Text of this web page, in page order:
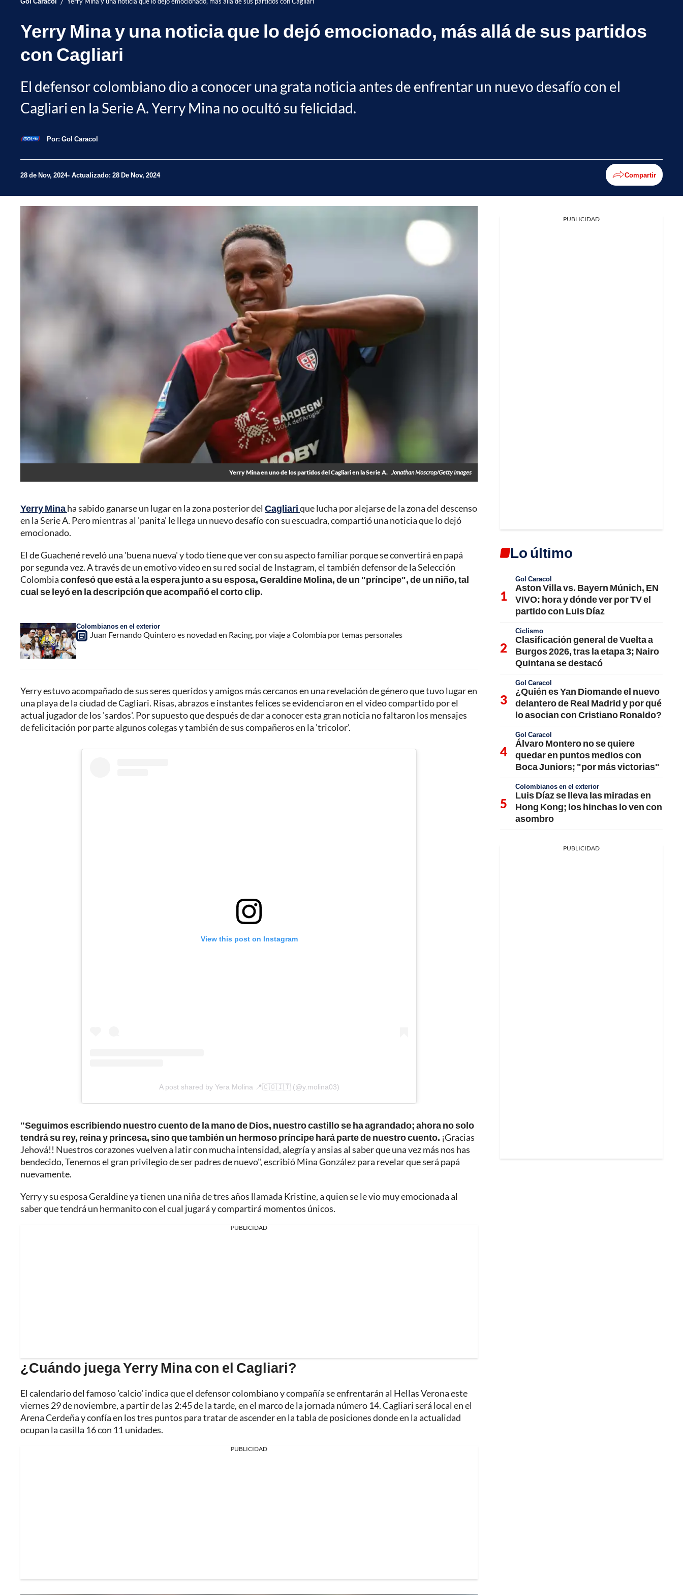
Yerry Mina y una noticia que lo dejó emocionado, más allá de sus partidos
con Cagliari
El defensor colombiano dio a conocer una grata noticia antes de enfrentar un nuevo desafío con el
Cagliari en la Serie A. Yerry Mina no ocultó su felicidad.
Por: Gol Caracol
28 de Nov, 2024 Actualizado: 28 De Nov, 2024 Compartir
Yerry Mina en uno de los partidos del Cagliari en la Serie A. Jonathan Moscrop/Getty Images
Yerry Minaha sabido ganarse un lugar en la zona posterior del Cagliarique lucha por alejarse de la zona del descenso
en la Serie A. Pero mientras al 'panita' le llega un nuevo desafío con su escuadra, compartió una noticia que lo dejó
emocionado.
El de Guachené reveló una 'buena nueva' y todo tiene que ver con su aspecto familiar porque se convertirá en papá
por segunda vez. A través de un emotivo video en su red social de Instagram, el también defensor de la Selección
Colombiaconfesó que está a la espera junto a su esposa, Geraldine Molina, de un "príncipe", de un niño, tal
cual se leyó en la descripción que acompañó el corto clip.
Colombianos en el exterior
Juan Fernando Quintero es novedad en Racing, por viaje a Colombia por temas personales
Yerry estuvo acompañado de sus seres queridos y amigos más cercanos en una revelación de género que tuvo lugar en
una playa de la ciudad de Cagliari. Risas, abrazos e instantes felices se evidenciaron en el video compartido por el
actual jugador de los 'sardos'. Por supuesto que después de dar a conocer esta gran noticia no faltaron los mensajes
de felicitación por parte algunos colegas y también de sus compañeros en la 'tricolor'.
View this post on Instagram
A post shared by Yera Molina 📍🇨🇴🇮🇹 (@y.molina03)
"Seguimos escribiendo nuestro cuento de la mano de Dios, nuestro castillo se ha agrandado; ahora no solo
tendrá su rey, reina y princesa, sino que también un hermoso príncipe hará parte de nuestro cuento. ¡Gracias
Jehová!! Nuestros corazones vuelven a latir con mucha intensidad, alegría y ansias al saber que una vez más nos has
bendecido, Tenemos el gran privilegio de ser padres de nuevo", escribió Mina González para revelar que será papá
nuevamente.
Yerry y su esposa Geraldine ya tienen una niña de tres años llamada Kristine, a quien se le vio muy emocionada al
saber que tendrá un hermanito con el cual jugará y compartirá momentos únicos.
PUBLICIDAD
¿Cuándo juega Yerry Mina con el Cagliari?
El calendario del famoso 'calcio' indica que el defensor colombiano y compañía se enfrentarán al Hellas Verona este
viernes 29 de noviembre, a partir de las 2:45 de la tarde, en el marco de la jornada número 14. Cagliari será local en el
Arena Cerdeña y confía en los tres puntos para tratar de ascender en la tabla de posiciones donde en la actualidad
ocupan la casilla 16 con 11 unidades.
PUBLICIDAD
PUBLICIDAD
Lo último
Gol Caracol
Aston Villa vs. Bayern Múnich, EN
VIVO: hora y dónde ver por TV el
partido con Luis Díaz
Ciclismo
Clasificación general de Vuelta a
Burgos 2026, tras la etapa 3; Nairo
Quintana se destacó
Gol Caracol
¿Quién es Yan Diomande el nuevo
delantero de Real Madrid y por qué
lo asocian con Cristiano Ronaldo?
Gol Caracol
Álvaro Montero no se quiere
quedar en puntos medios con
Boca Juniors; "por más victorias"
Colombianos en el exterior
Luis Díaz se lleva las miradas en
Hong Kong; los hinchas lo ven con
asombro
PUBLICIDAD